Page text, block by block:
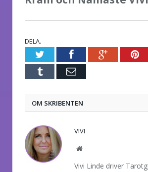
DELA.
TwitterFacebookGoogle+
Tumblr E-
OM SKRIBENTEN
VIVI
Website
Vivi Linde driver